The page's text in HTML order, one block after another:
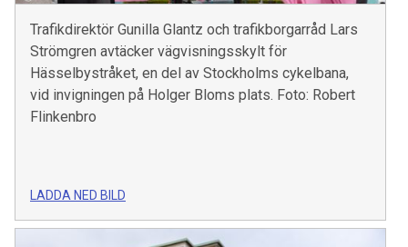
Trafikdirektör Gunilla Glantz och trafikborgarråd Lars
Strömgren avtäcker vägvisningsskylt för
Hässelbystråket, en del av Stockholms cykelbana,
vid invigningen på Holger Bloms plats. Foto: Robert
Flinkenbro
LADDA NED BILD